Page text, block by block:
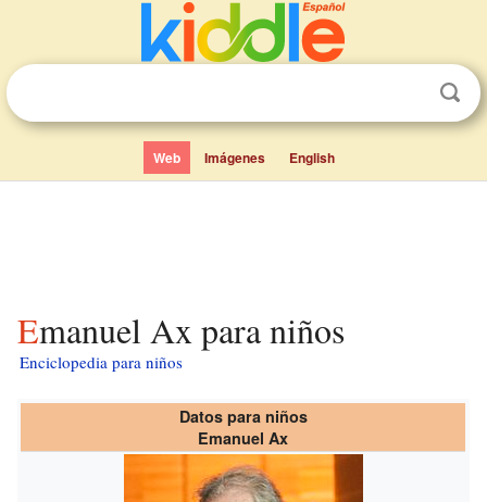
Web Imágenes English
Emanuel Ax para niños
Enciclopedia para niños
Datos para niños
Emanuel Ax